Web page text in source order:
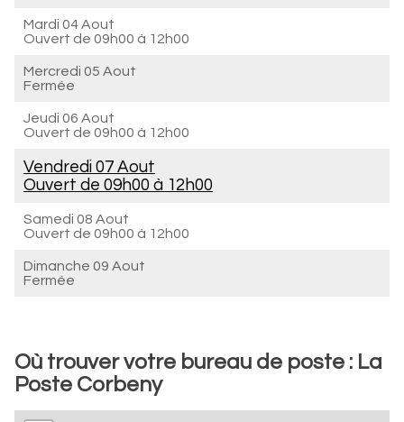
Mardi 04 Aout
Ouvert de 09h00 à 12h00
Mercredi 05 Aout
Fermée
Jeudi 06 Aout
Ouvert de 09h00 à 12h00
Vendredi 07 Aout
Ouvert de 09h00 à 12h00
Samedi 08 Aout
Ouvert de 09h00 à 12h00
Dimanche 09 Aout
Fermée
Où trouver votre bureau de poste : La
Poste Corbeny